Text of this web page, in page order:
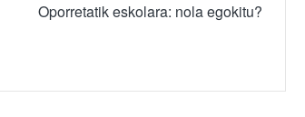
Oporretatik eskolara: nola egokitu?